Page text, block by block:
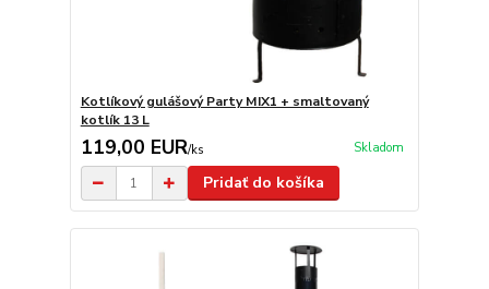
Kotlíkový gulášový Party MIX1 + smaltovaný
kotlík 13 L
119,00 EUR/ks Skladom
Pridať do košíka